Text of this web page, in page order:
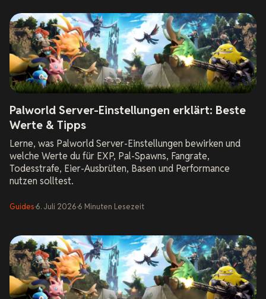
Palworld Server-Einstellungen erklärt: Beste
Werte & Tipps
Lerne, was Palworld Server-Einstellungen bewirken und
welche Werte du für EXP, Pal-Spawns, Fangrate,
Todesstrafe, Eier-Ausbrüten, Basen und Performance
nutzen solltest.
Guides·6. Juli 2026·6 Minuten Lesezeit